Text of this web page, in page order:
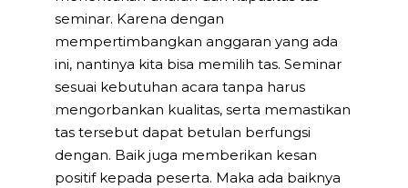
seminar. Karena dengan
mempertimbangkan anggaran yang ada
ini, nantinya kita bisa memilih tas. Seminar
sesuai kebutuhan acara tanpa harus
mengorbankan kualitas, serta memastikan
tas tersebut dapat betulan berfungsi
dengan. Baik juga memberikan kesan
positif kepada peserta. Maka ada baiknya